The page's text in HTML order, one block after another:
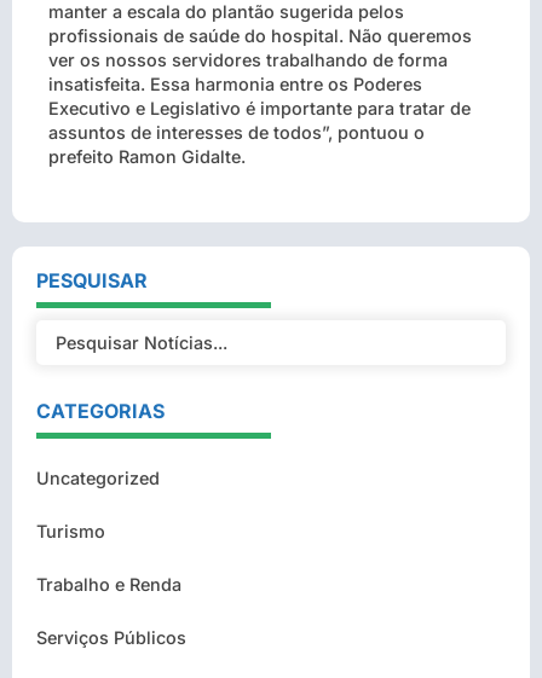
manter a escala do plantão sugerida pelos
profissionais de saúde do hospital. Não queremos
ver os nossos servidores trabalhando de forma
insatisfeita. Essa harmonia entre os Poderes
Executivo e Legislativo é importante para tratar de
assuntos de interesses de todos”, pontuou o
prefeito Ramon Gidalte.
PESQUISAR
CATEGORIAS
Uncategorized
Turismo
Trabalho e Renda
Serviços Públicos